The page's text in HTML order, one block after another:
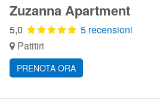
Zuzanna Apartment
5,0
5 recensioni
Patitiri
PRENOTA ORA